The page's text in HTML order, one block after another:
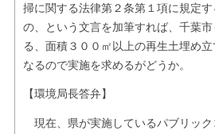
掃に関する法律第２条第１項に規定
の、という文言を加筆すれば、千葉
る、面積３００㎡以上の再生土埋め
なるので実施を求めるがどうか。
【環境局長答弁】
現在、県が実施しているパブリック